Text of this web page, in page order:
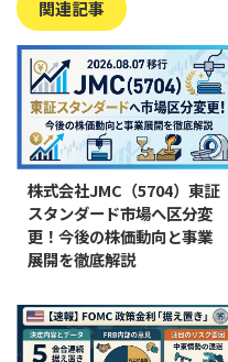
関連記事
株式会社JMC（5704）東証
スタンダード市場へ区分変
更！今後の株価動向と事業
展開を徹底解説